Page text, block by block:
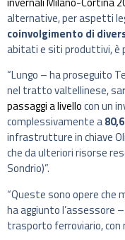
alternative, per aspetti
coinvolgimento di
abitati e siti produttivi, è
“Lungo – ha proseguito
nel tratto valtellinese,
passaggi a livellocon un
complessivamente a
infrastrutture in chiave
che da ulteriori risorse
Sondrio)”.
“Queste sono opere che
ha aggiunto l’assessore
trasporto ferroviario, con